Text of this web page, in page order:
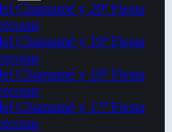
Chamamé y 20ª Fiesta
Chamamé y 19ª Fiesta
Chamamé y 18ª Fiesta
Chamamé y 17ª Fiesta